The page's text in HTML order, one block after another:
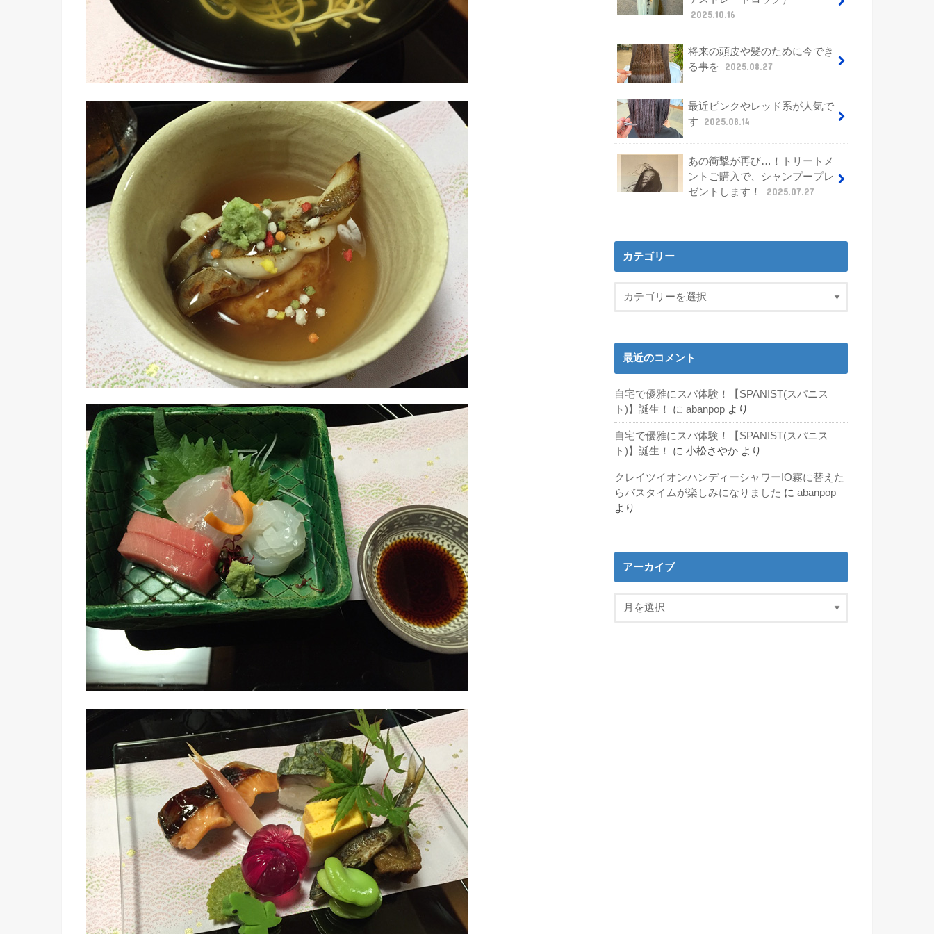
2025.10.16
将来の頭皮や髪のために今でき
る事を
2025.08.27
最近ピンクやレッド系が人気で
す
2025.08.14
あの衝撃が再び…！トリートメ
ントご購入で、シャンプープレ
ゼントします！
2025.07.27
カテゴリー
最近のコメント
自宅で優雅にスパ体験！【SPANIST(スパニス
ト)】誕生！
に abanpop より
自宅で優雅にスパ体験！【SPANIST(スパニス
ト)】誕生！
に 小松さやか より
クレイツイオンハンディーシャワーIO霧に替えた
らバスタイムが楽しみになりました に abanpop
より
アーカイブ